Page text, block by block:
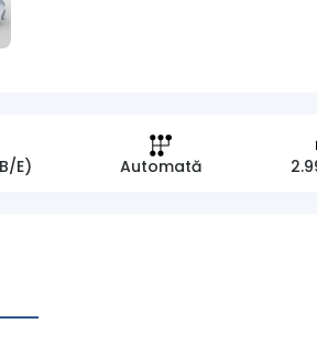
E) Automată